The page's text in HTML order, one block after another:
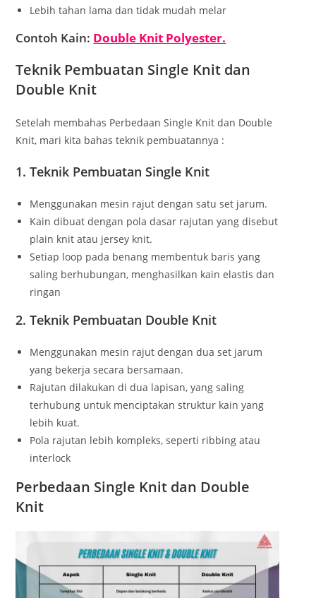
Lebih tahan lama dan tidak mudah melar
Contoh Kain: Double Knit Polyester.
Teknik Pembuatan Single Knit dan
Double Knit
Setelah membahas Perbedaan Single Knit dan Double
Knit, mari kita bahas teknik pembuatannya :
1. Teknik Pembuatan Single Knit
Menggunakan mesin rajut dengan satu set jarum.
Kain dibuat dengan pola dasar rajutan yang disebut
plain knit atau jersey knit.
Setiap loop pada benang membentuk baris yang
saling berhubungan, menghasilkan kain elastis dan
ringan
2. Teknik Pembuatan Double Knit
Menggunakan mesin rajut dengan dua set jarum
yang bekerja secara bersamaan.
Rajutan dilakukan di dua lapisan, yang saling
terhubung untuk menciptakan struktur kain yang
lebih kuat.
Pola rajutan lebih kompleks, seperti ribbing atau
interlock
Perbedaan Single Knit dan Double
Knit